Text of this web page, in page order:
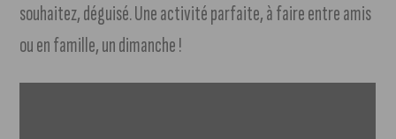
souhaitez, déguisé. Une activité parfaite, à faire entre amis
ou en famille, un dimanche !